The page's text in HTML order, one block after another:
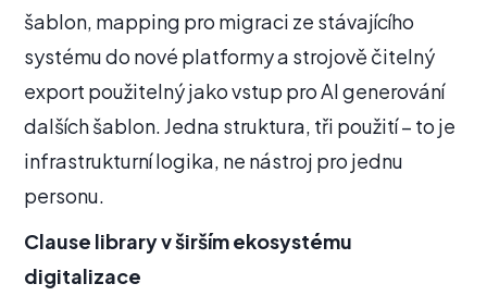
šablon, mapping pro migraci ze stávajícího
systému do nové platformy a strojově čitelný
export použitelný jako vstup pro AI generování
dalších šablon. Jedna struktura, tři použití – to je
infrastrukturní logika, ne nástroj pro jednu
personu.
Clause library v širším ekosystému
digitalizace